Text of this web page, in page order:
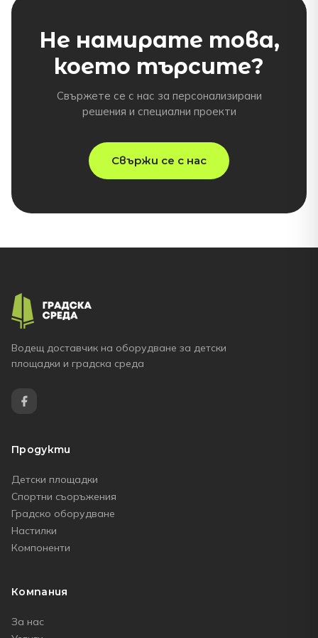
Не намирате това,
което търсите?
Свържете се с нас за персонализирани
решения и специални проекти
Свържи се с нас
Водещ доставчик на оборудване за детски
площадки и градска среда
Продукти
Детски площадки
Спортни съоръжения
Градско оборудване
Настилки
Компоненти
Компания
За нас